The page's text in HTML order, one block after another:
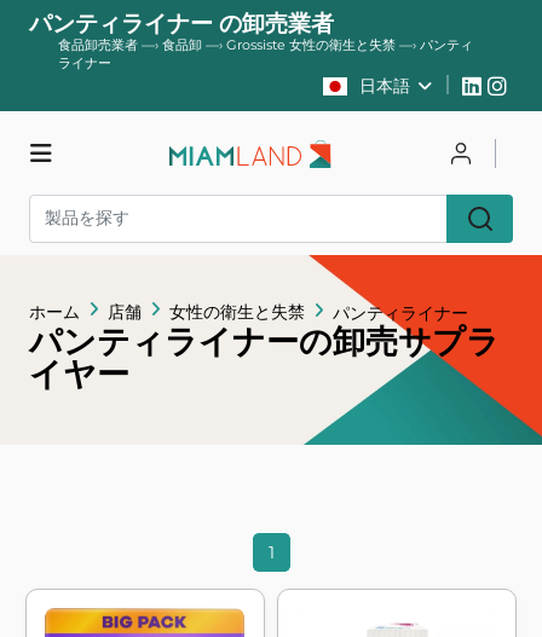
パンティライナー の卸売業者
食品卸売業者 —› 食品卸 —› Grossiste 女性の衛生と失禁 —›パンティ
ライナー
日本語
ホーム 店舗 女性の衛生と失禁 パンティライナー
パンティライナーの卸売サプラ
イヤー
1
店舗 登録する